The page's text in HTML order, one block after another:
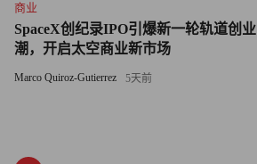
商业
SpaceX创纪录IPO引爆新一轮轨道创业
潮，开启太空商业新市场
Marco Quiroz-Gutierrez 5天前